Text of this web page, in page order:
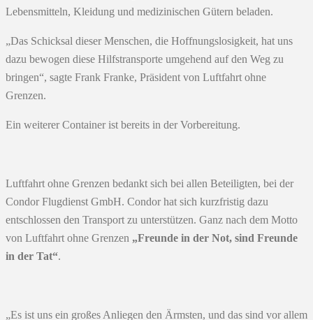
Lebensmitteln, Kleidung und medizinischen Gütern beladen.
„Das Schicksal dieser Menschen, die Hoffnungslosigkeit, hat uns
dazu bewogen diese Hilfstransporte umgehend auf den Weg zu
bringen“, sagte Frank Franke, Präsident von Luftfahrt ohne
Grenzen.
Ein weiterer Container ist bereits in der Vorbereitung.
Luftfahrt ohne Grenzen bedankt sich bei allen Beteiligten, bei der
Condor Flugdienst GmbH. Condor hat sich kurzfristig dazu
entschlossen den Transport zu unterstützen. Ganz nach dem Motto
von Luftfahrt ohne Grenzen „Freunde in der Not, sind Freunde
in der Tat“.
„Es ist uns ein großes Anliegen den Ärmsten, und das sind vor allem